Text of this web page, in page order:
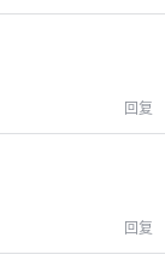
回复
回复